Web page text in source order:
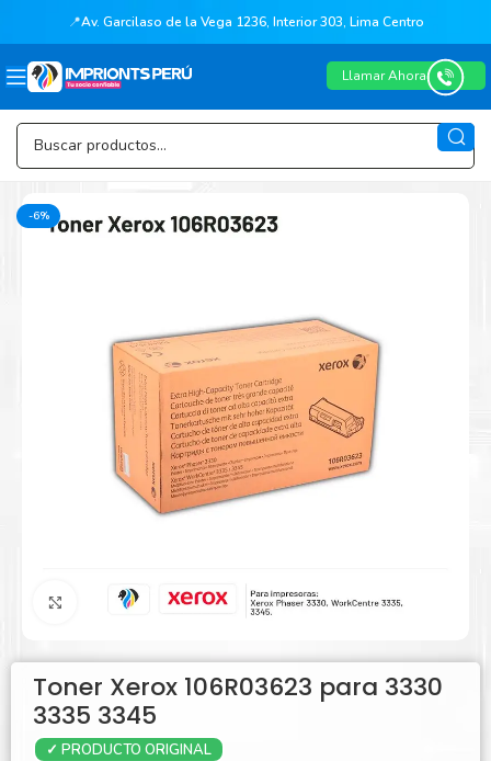
📍Av. Garcilaso de la Vega 1236, Interior 303, Lima Centro
Llamar Ahora
-6%
Agrandar
Toner Xerox 106R03623 para 3330
3335 3345
✓ PRODUCTO ORIGINAL